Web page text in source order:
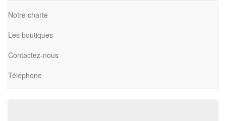
Notre charte
Les boutiques
Contactez-nous
Téléphone